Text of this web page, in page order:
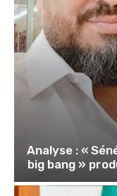
Analyse : «
big bang »